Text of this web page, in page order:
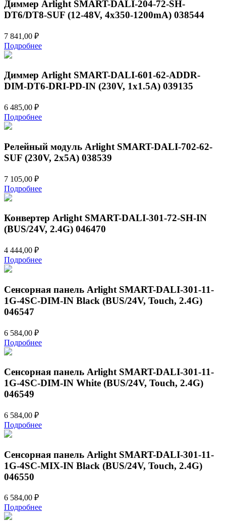
Диммер Arlight SMART-DALI-204-72-SH-
DT6/DT8-SUF (12-48V, 4x350-1200mA) 038544
7 841,00 ₽
Подробнее
Диммер Arlight SMART-DALI-601-62-ADDR-
DIM-DT6-DRI-PD-IN (230V, 1x1.5A) 039135
6 485,00 ₽
Подробнее
Релейный модуль Arlight SMART-DALI-702-62-
SUF (230V, 2x5A) 038539
7 105,00 ₽
Подробнее
Конвертер Arlight SMART-DALI-301-72-SH-IN
(BUS/24V, 2.4G) 046470
4 444,00 ₽
Подробнее
Сенсорная панель Arlight SMART-DALI-301-11-
1G-4SC-DIM-IN Black (BUS/24V, Touch, 2.4G)
046547
6 584,00 ₽
Подробнее
Сенсорная панель Arlight SMART-DALI-301-11-
1G-4SC-DIM-IN White (BUS/24V, Touch, 2.4G)
046549
6 584,00 ₽
Подробнее
Сенсорная панель Arlight SMART-DALI-301-11-
1G-4SC-MIX-IN Black (BUS/24V, Touch, 2.4G)
046550
6 584,00 ₽
Подробнее